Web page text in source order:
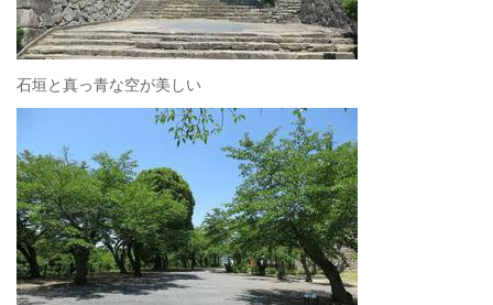
石垣と真っ青な空が美しい